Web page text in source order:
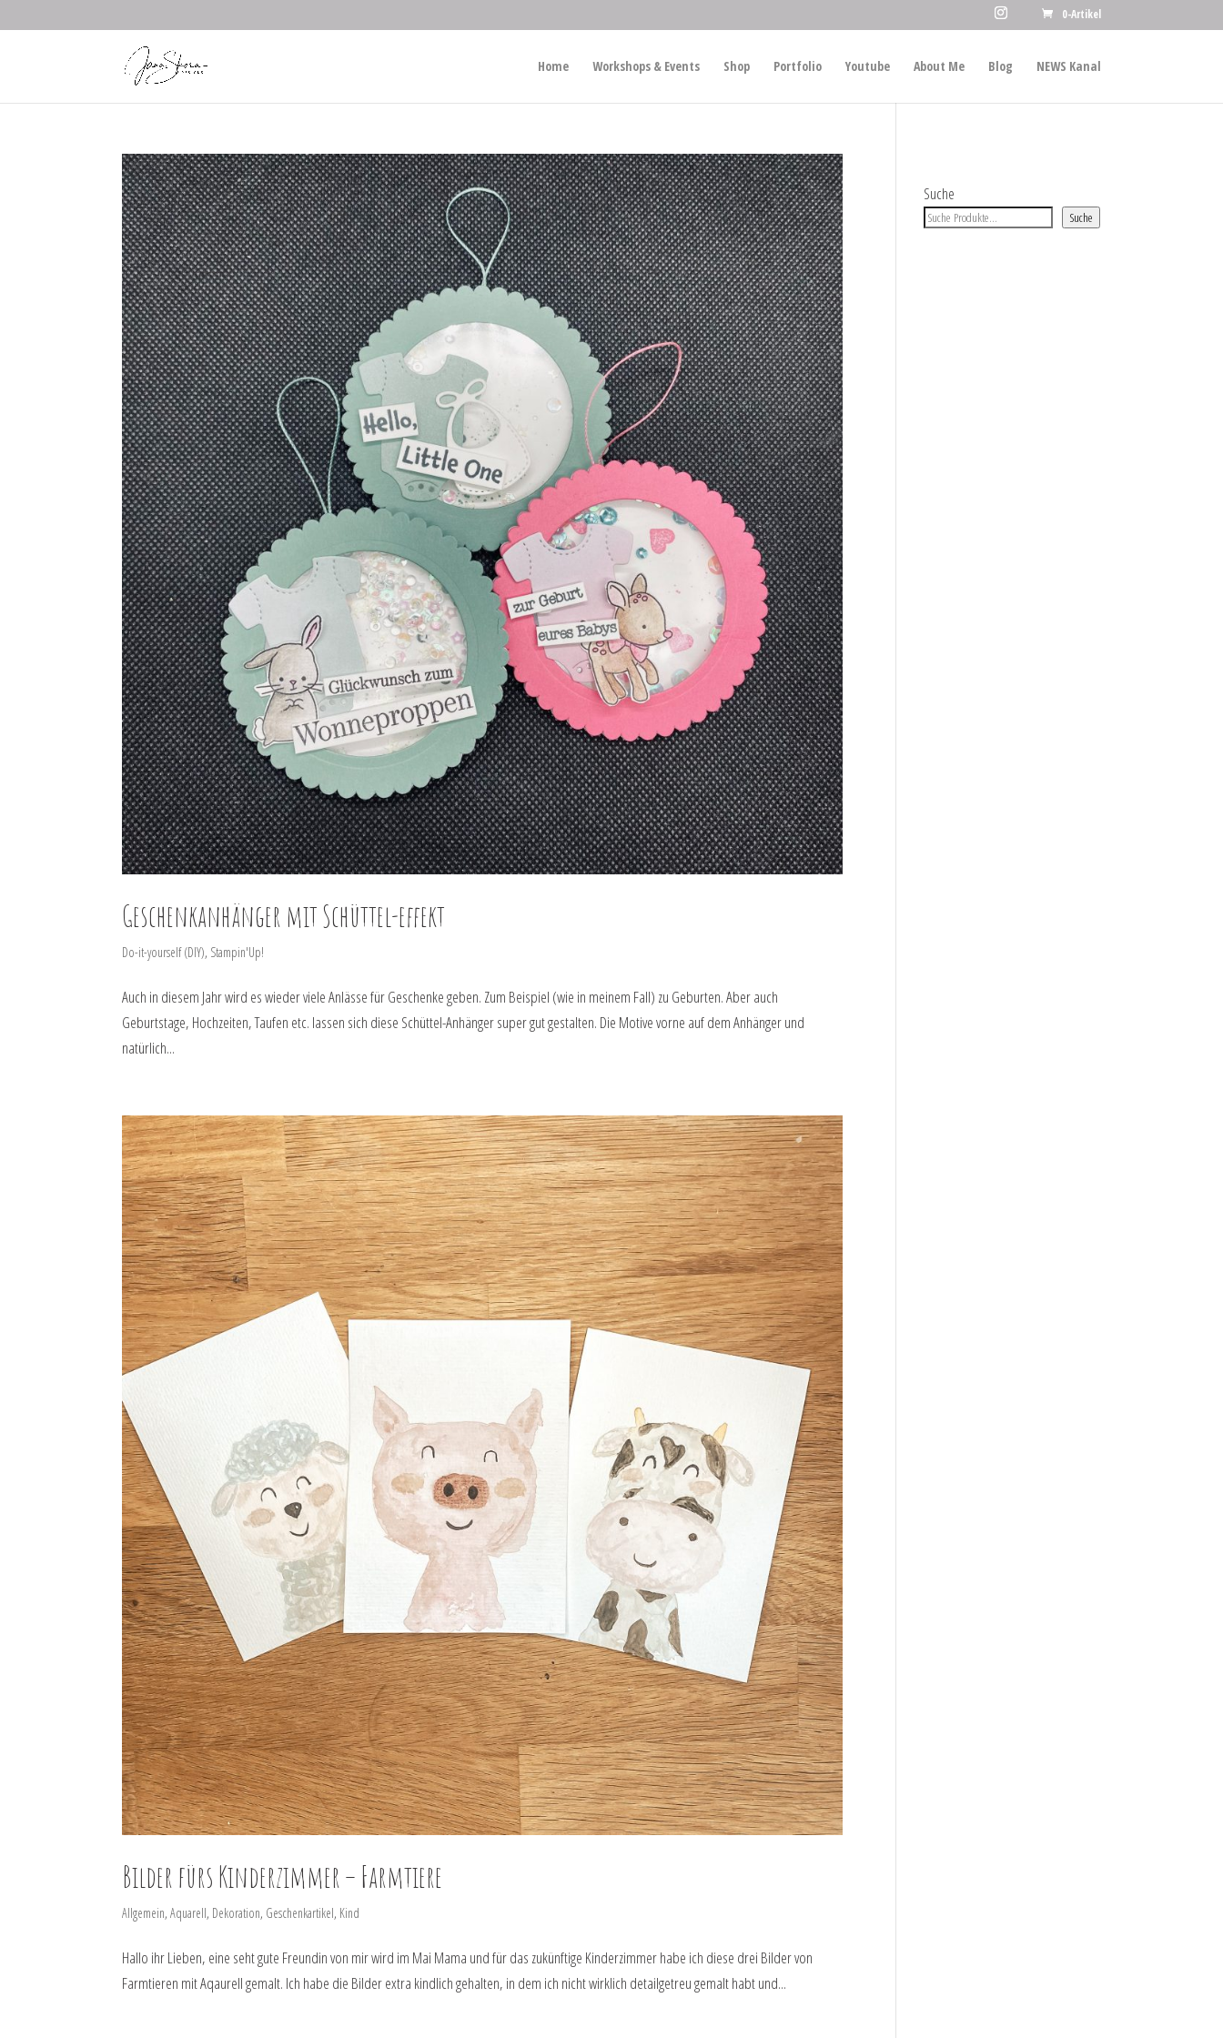
0-Artikel
Home Workshops & Events Shop Portfolio Youtube About Me Blog NEWS Kanal
Geschenkanhänger mit Schüttel-effekt
Do-it-yourself (DIY), Stampin'Up!
Auch in diesem Jahr wird es wieder viele Anlässe für Geschenke geben. Zum Beispiel (wie in meinem Fall) zu Geburten. Aber auch
Geburtstage, Hochzeiten, Taufen etc. lassen sich diese Schüttel-Anhänger super gut gestalten. Die Motive vorne auf dem Anhänger und
natürlich...
Bilder fürs Kinderzimmer – Farmtiere
Allgemein,Aquarell, Dekoration, Geschenkartikel, Kind
Hallo ihr Lieben, eine seht gute Freundin von mir wird im Mai Mama und für das zukünftige Kinderzimmer habe ich diese drei Bilder von
Farmtieren mit Aqaurell gemalt. Ich habe die Bilder extra kindlich gehalten, in dem ich nicht wirklich detailgetreu gemalt habt und...
Suche
Suche